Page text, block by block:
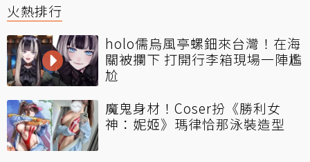
火熱排行
holo儒烏風亭螺鈿來台灣！在海
關被攔下 打開行李箱現場一陣尷
尬
魔鬼身材！Coser扮《勝利女
神：妮姬》瑪律恰那泳裝造型